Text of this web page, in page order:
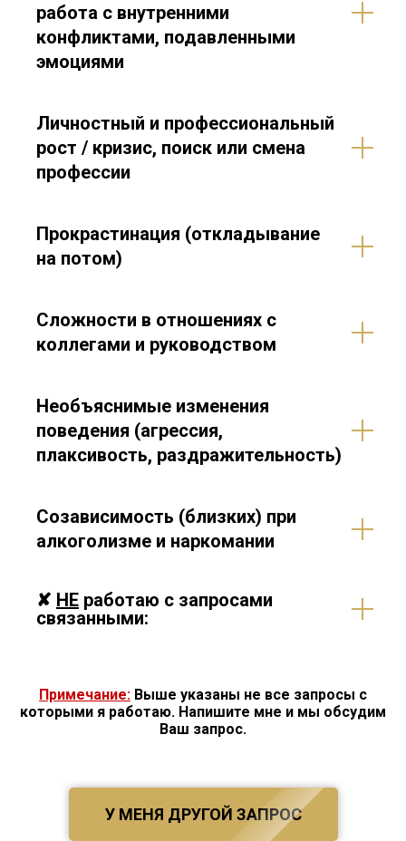
работа с внутренними
конфликтами, подавленными
эмоциями
Личностный и профессиональный
рост / кризис, поиск или смена
профессии
Прокрастинация (откладывание
на потом)
Сложности в отношениях с
коллегами и руководством
Необъяснимые изменения
поведения (агрессия,
плаксивость, раздражительность)
Созависимость (близких) при
алкоголизме и наркомании
✘ НЕ работаю с запросами
связанными:
Примечание: Выше указаны не все запросы с
которыми я работаю. Напишите мне и мы обсудим
Ваш запрос.
У МЕНЯ ДРУГОЙ ЗАПРОС